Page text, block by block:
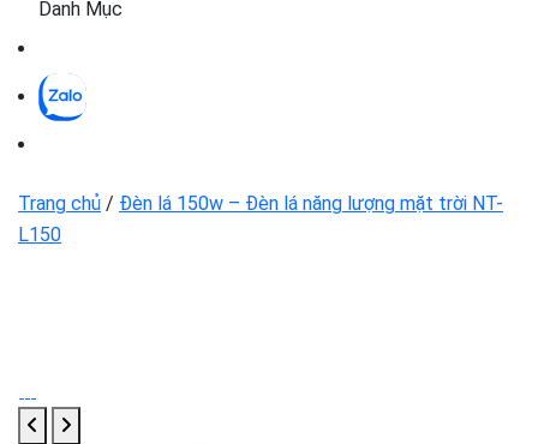
Danh Mục
Trang chủ / Đèn lá 150w – Đèn lá năng lượng mặt trời NT-
L150